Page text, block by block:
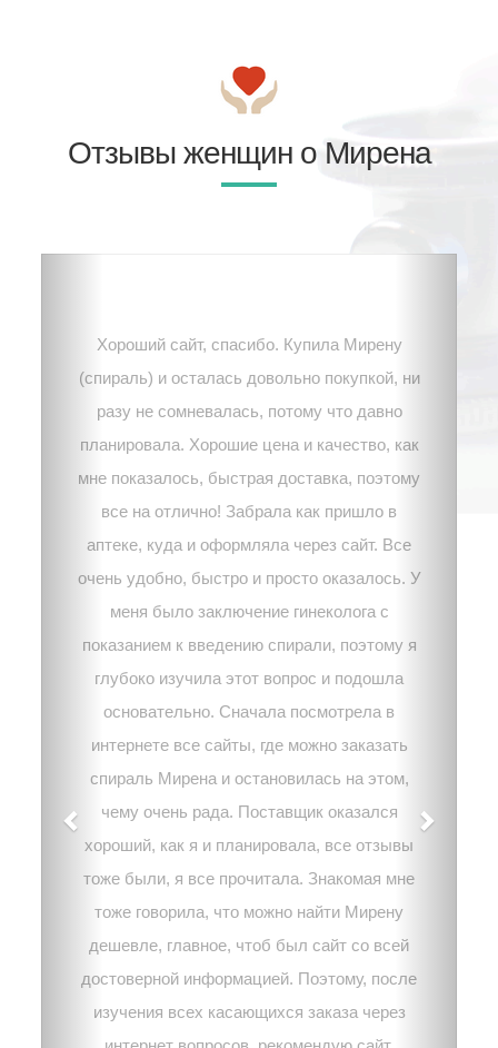
Отзывы женщин о Мирена
Хороший сайт, спасибо. Купила Мирену
(спираль) и осталась довольно покупкой, ни
разу не сомневалась, потому что давно
планировала. Хорошие цена и качество, как
мне показалось, быстрая доставка, поэтому
все на отлично! Забрала как пришло в
аптеке, куда и оформляла через сайт. Все
очень удобно, быстро и просто оказалось. У
меня было заключение гинеколога с
показанием к введению спирали, поэтому я
глубоко изучила этот вопрос и подошла
основательно. Сначала посмотрела в
интернете все сайты, где можно заказать
спираль Мирена и остановилась на этом,
чему очень рада. Поставщик оказался
хороший, как я и планировала, все отзывы
тоже были, я все прочитала. Знакомая мне
тоже говорила, что можно найти Мирену
дешевле, главное, чтоб был сайт со всей
достоверной информацией. Поэтому, после
изучения всех касающихся заказа через